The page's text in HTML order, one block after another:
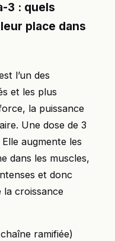
3 : quels
place dans
l’un des
et les plus
la puissance
Une dose de 3
augmente les
dans les muscles,
et donc
la croissance
ramifiée)